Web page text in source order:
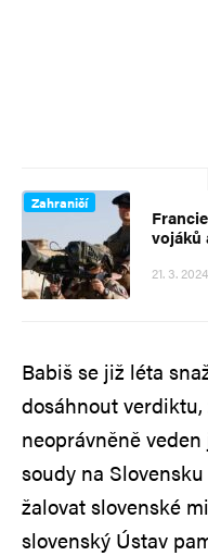
Zahraničí
vojáků
21. 3. 2024
Babiš se již léta
dosáhnout
neoprávněně
soudy na
žalovat slovenské
slovenský Ústav